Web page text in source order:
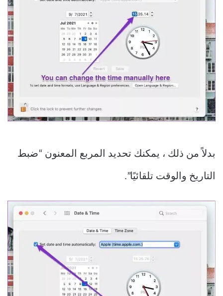
بدلاً من ذلك ، يمكنك تحديد المربع المعنون “ضبط
التاريخ والوقت تلقائيًا”.